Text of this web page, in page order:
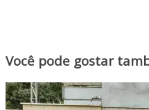
Você pode gostar